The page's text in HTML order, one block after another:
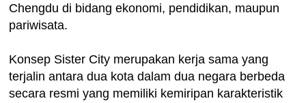
Chengdu di bidang ekonomi, pendidikan, maupun
pariwisata.
Konsep Sister City merupakan kerja sama yang
terjalin antara dua kota dalam dua negara berbeda
secara resmi yang memiliki kemiripan karakteristik